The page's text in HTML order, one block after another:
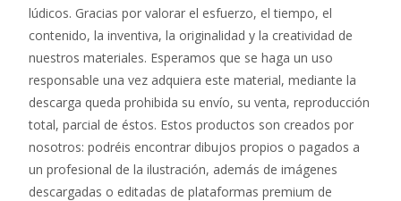
lúdicos. Gracias por valorar el esfuerzo, el tiempo, el
contenido, la inventiva, la originalidad y la creatividad de
nuestros materiales. Esperamos que se haga un uso
responsable una vez adquiera este material, mediante la
descarga queda prohibida su envío, su venta, reproducción
total, parcial de éstos. Estos productos son creados por
nosotros: podréis encontrar dibujos propios o pagados a
un profesional de la ilustración, además de imágenes
descargadas o editadas de plataformas premium de